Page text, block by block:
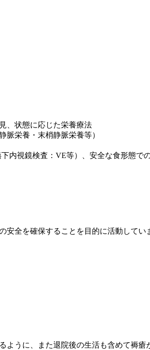
、状態に応じた栄養療法
脈栄養・末梢静脈栄養等）
内視鏡検査：VE等）、安全な食形態で
安全を確保することを目的に活動してい
うに、また退院後の生活も含めて褥